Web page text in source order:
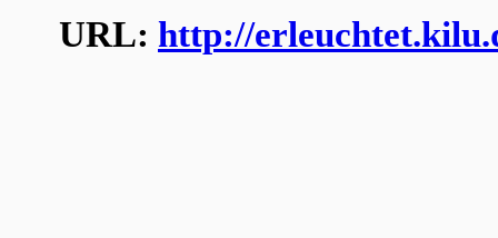
URL: http://